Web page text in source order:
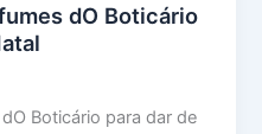
dO Boticário
Boticário para dar de